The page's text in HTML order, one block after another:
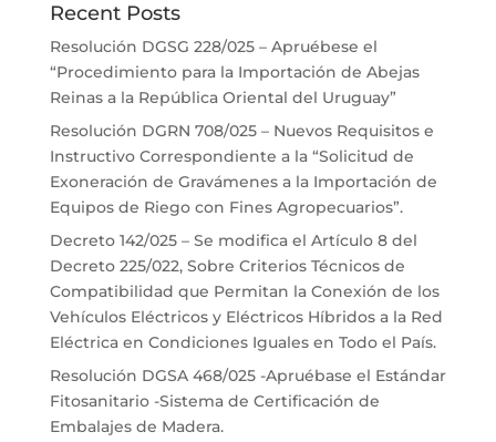
Recent Posts
Resolución DGSG 228/025 – Apruébese el
“Procedimiento para la Importación de Abejas
Reinas a la República Oriental del Uruguay”
Resolución DGRN 708/025 – Nuevos Requisitos e
Instructivo Correspondiente a la “Solicitud de
Exoneración de Gravámenes a la Importación de
Equipos de Riego con Fines Agropecuarios”.
Decreto 142/025 – Se modifica el Artículo 8 del
Decreto 225/022, Sobre Criterios Técnicos de
Compatibilidad que Permitan la Conexión de los
Vehículos Eléctricos y Eléctricos Híbridos a la Red
Eléctrica en Condiciones Iguales en Todo el País.
Resolución DGSA 468/025 -Apruébase el Estándar
Fitosanitario -Sistema de Certificación de
Embalajes de Madera.